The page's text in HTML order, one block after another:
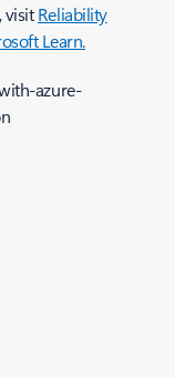
visitReliability
Learn.
azure-